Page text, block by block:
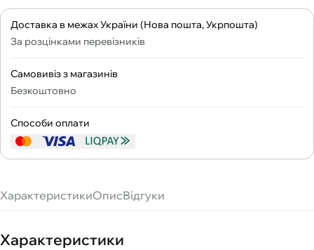
Доставка в межах України (Нова пошта, Укрпошта)
За розцінками перевізників
Самовивіз з магазинів
Безкоштовно
Способи оплати
ХарактеристикиОписВідгуки
Характеристики